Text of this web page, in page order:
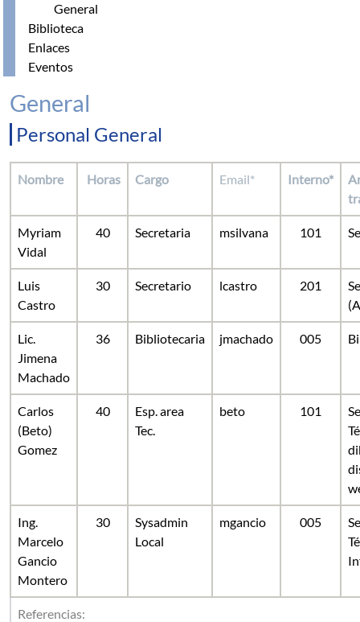
General
Biblioteca
Enlaces
Eventos
General
Personal General
Nombre Horas Cargo Email* Interno*
Myriam
Vidal
40 Secretaria msilvana 101
Luis
Castro
30 Secretario lcastro 201
Lic.
Jimena
Machado
36 Bibliotecaria jmachado 005
Carlos
(Beto)
Gomez
40
Esp. area
Tec.
beto 101
Ing.
Marcelo
Gancio
Montero
30
Sysadmin
Local
mgancio 005
Referencias: